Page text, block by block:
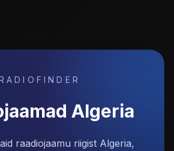
Algeria
raadiojaamu riigist Algeria,